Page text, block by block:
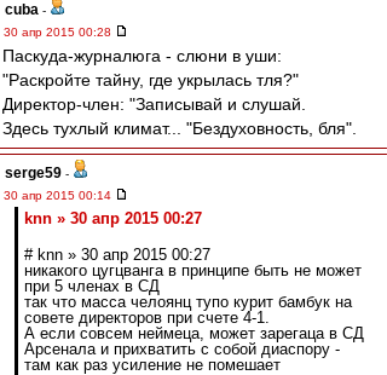
cuba -
30 апр 2015 00:28
Паскуда-журналюга - слюни в уши:
"Раскройте тайну, где укрылась тля?"
Директор-член: "Записывай и слушай.
Здесь тухлый климат... "Бездуховность, бля".
serge59 -
30 апр 2015 00:14
knn » 30 апр 2015 00:27
# knn » 30 апр 2015 00:27
никакого цугцванга в принципе быть не может
при 5 членах в СД
так что масса челоянц тупо курит бамбук на
совете директоров при счете 4-1.
А если совсем неймеца, может зарегаца в СД
Арсенала и прихватить с собой диаспору -
там как раз усиление не помешает